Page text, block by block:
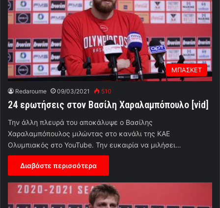
ΜΠΑΣΚΕΤ
Redaroume 09/03/2021 510
24 ερωτήσεις στον Βασίλη Χαραλαμπόπουλο [vid]
Την άλλη πλευρά του αποκάλυψε ο Βασίλης
Χαραλαμπόπουλος μιλώντας στο κανάλι της ΚΑΕ
Ολυμπιακός στο YouTube. Την ευκαιρία να μιλήσει…
Διαβάστε περισσότερα